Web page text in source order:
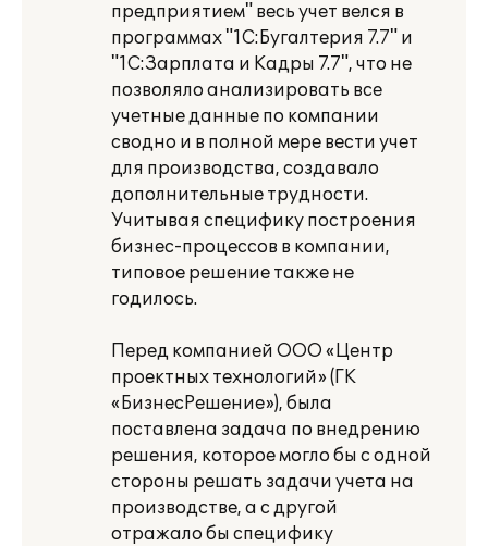
предприятием" весь учет велся в
программах "1С:Бугалтерия 7.7" и
"1С:Зарплата и Кадры 7.7", что не
позволяло анализировать все
учетные данные по компании
сводно и в полной мере вести учет
для производства, создавало
дополнительные трудности.
Учитывая специфику построения
бизнес-процессов в компании,
типовое решение также не
годилось.
Перед компанией ООО «Центр
проектных технологий» (ГК
«БизнесРешение»), была
поставлена задача по внедрению
решения, которое могло бы с одной
стороны решать задачи учета на
производстве, а с другой
отражало бы специфику